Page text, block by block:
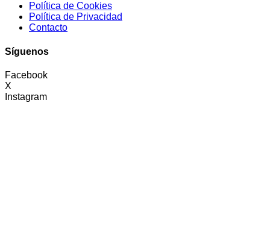
Política de Cookies
Política de Privacidad
Contacto
Síguenos
Facebook
X
Instagram